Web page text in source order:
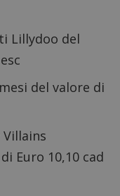
Lillydoo del
del valore di
Euro 10,10 cad